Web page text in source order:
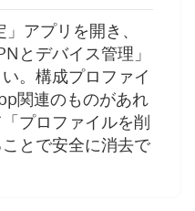
アプリを開き、
とデバイス管理」
。構成プロファイ
関連のものがあれ
プロファイルを削
とで安全に消去で